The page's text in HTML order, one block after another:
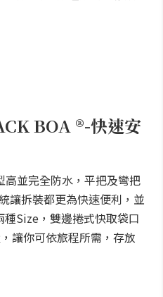
BOA ®-快速安
並完全防水，平把及彎把
讓拆裝都更為快速便利，並
Size，雙邊捲式快取袋口
讓你可依旅程所需，存放